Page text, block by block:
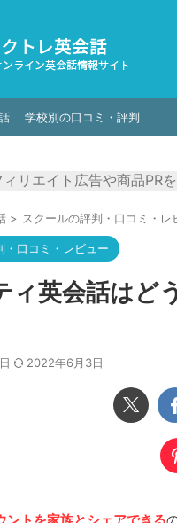
学校別の口コミ・評判
リエイト広告や商品PR
> スクールの評判・口コミ・レ
・口コミ・レビュー
ィ英会話はど
2022年6月3日